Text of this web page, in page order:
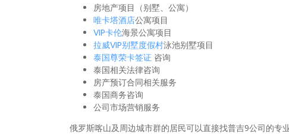
房地产项目（别墅、公寓）
唯卡塔酒店公寓项目
VIP卡伦海景公寓项目
拉威VIP别墅度假村泳池别墅项目
泰国尊荣卡签证 咨询
泰国相关法律咨询
房产预订合同相关服务
泰国商务咨询
公司市场营销服务
俄罗斯喀山及周边城市群的居民可以直接找普吉9公司的